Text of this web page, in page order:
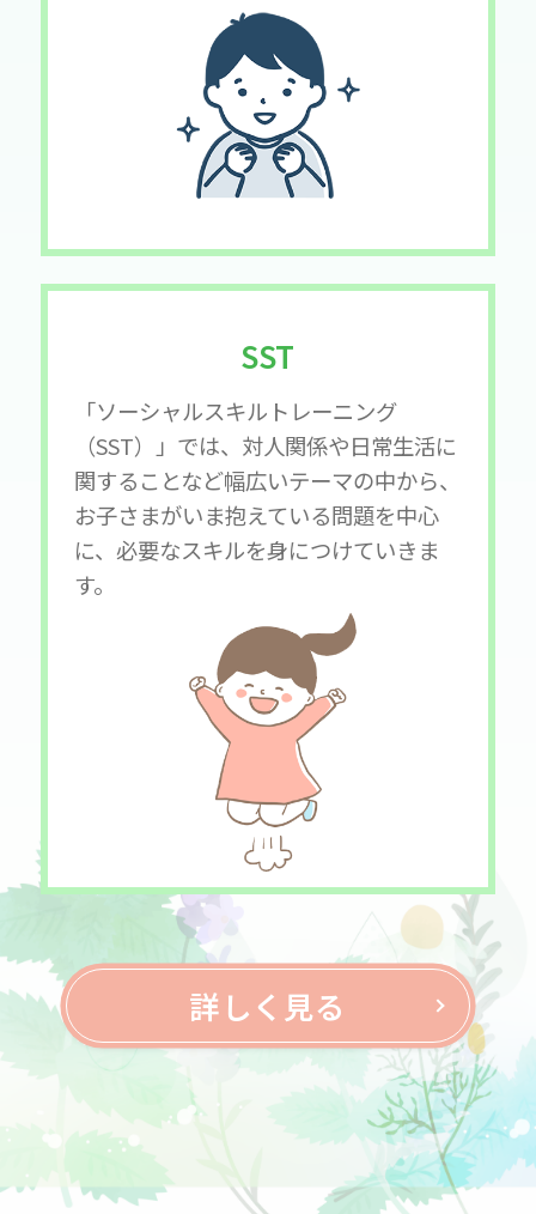
SST
「ソーシャルスキルトレーニング
（SST）」では、対人関係や日常生活に
関することなど幅広いテーマの中から、
お子さまがいま抱えている問題を中心
に、必要なスキルを身につけていきま
す。
詳しく見る